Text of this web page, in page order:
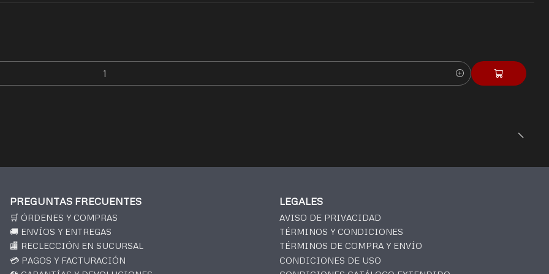
PREGUNTAS FRECUENTES
🛒 ÓRDENES Y COMPRAS
🚚 ENVÍOS Y ENTREGAS
🏬 RECLECCIÓN EN SUCURSAL
💳 PAGOS Y FACTURACIÓN
LEGALES
AVISO DE PRIVACIDAD
TÉRMINOS Y CONDICIONES
TÉRMINOS DE COMPRA Y ENVÍO
CONDICIONES DE USO